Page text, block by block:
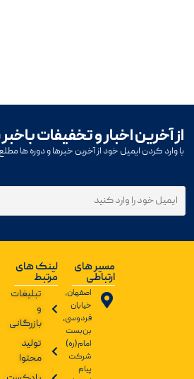
از آخرین اخبار و تخفیفات
با وارد کردن ایمیل خود از آخرین خبرها و دوره ها
مسیر های
ارتباطی
اصفهان،
خیابان
فردوسی،
بن‌بست
امام(ره)
شرکت
پیام
لینک های
مرتبط
تبلیغات
و
بازرگانی
تولید
محتوا